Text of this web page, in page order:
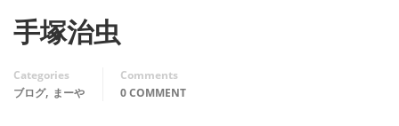
手塚治虫
Categories
ブログ, まーや
Comments
0 COMMENT